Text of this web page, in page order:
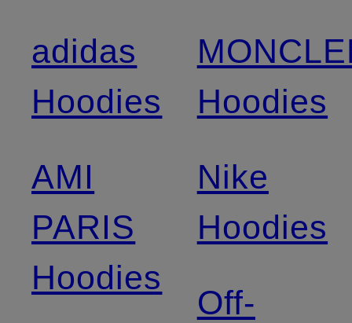
adidas
Hoodies
AMI
PARIS
Hoodies
Hoodies
Nike
Hoodies
Off-